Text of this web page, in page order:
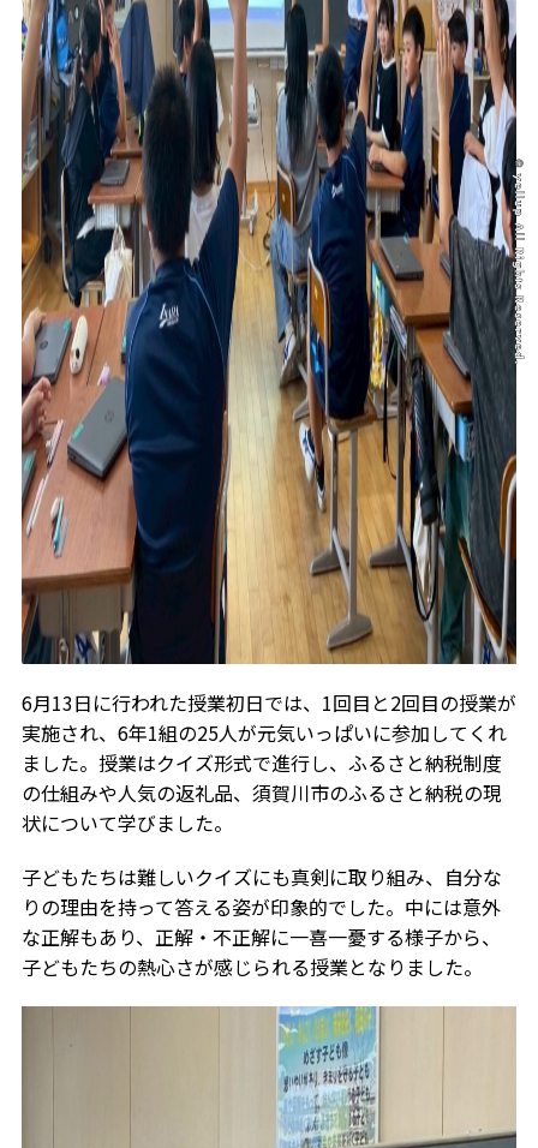
6月13日に行われた授業初日では、1回目と2回目の授業が
実施され、6年1組の25人が元気いっぱいに参加してくれ
ました。授業はクイズ形式で進行し、ふるさと納税制度
の仕組みや人気の返礼品、須賀川市のふるさと納税の現
状について学びました。
子どもたちは難しいクイズにも真剣に取り組み、自分な
りの理由を持って答える姿が印象的でした。中には意外
な正解もあり、正解・不正解に一喜一憂する様子から、
子どもたちの熱心さが感じられる授業となりました。